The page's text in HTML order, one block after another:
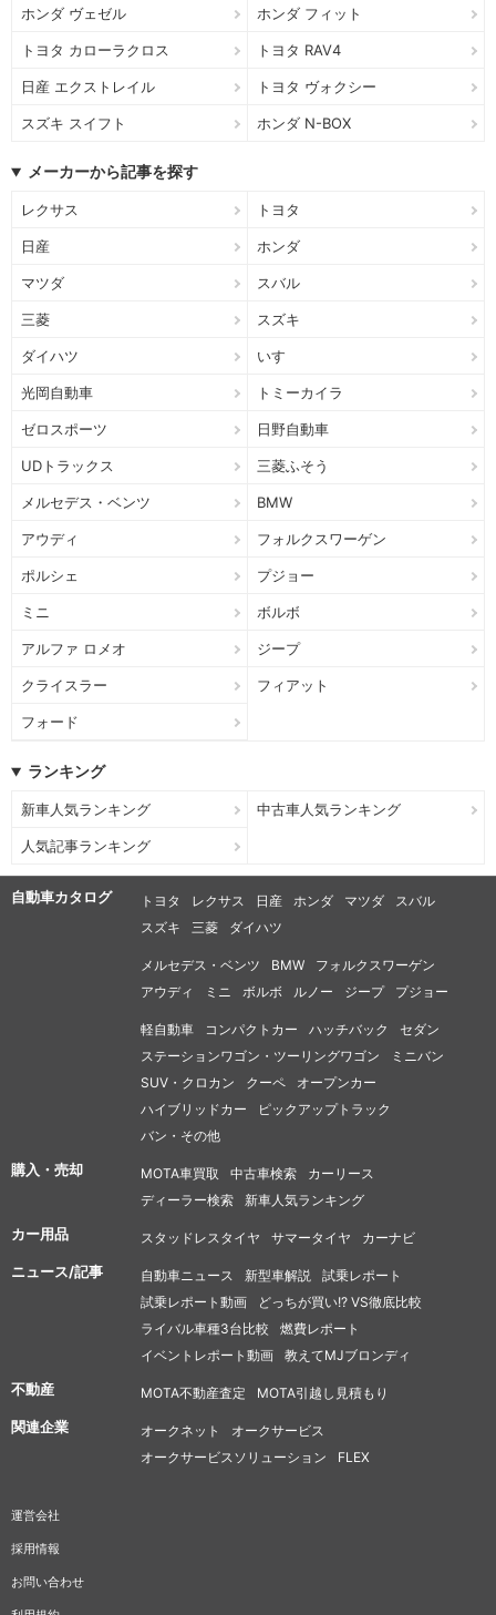
ホンダ ヴェゼル ホンダ フィット
トヨタ カローラクロス トヨタ RAV4
日産 エクストレイル トヨタ ヴォクシー
スズキ スイフト ホンダ N-BOX
メーカーから記事を探す
レクサス トヨタ
日産 ホンダ
マツダ スバル
三菱 スズキ
ダイハツ いすゞ
光岡自動車 トミーカイラ
ゼロスポーツ 日野自動車
UDトラックス 三菱ふそう
メルセデス・ベンツ BMW
アウディ フォルクスワーゲン
ポルシェ プジョー
ミニ ボルボ
アルファ ロメオ ジープ
クライスラー フィアット
フォード
ランキング
新車人気ランキング 中古車人気ランキング
人気記事ランキング
自動車カタログ トヨタ レクサス 日産 ホンダ マツダ
スバル
スズキ
三菱 ダイハツ
メルセデス・ベンツ BMW
フォルクスワーゲン
アウディ
ミニ ボルボ ルノー ジープ プジョー
軽自動車 コンパクトカー ハッチバック
セダン
ステーションワゴン・ツーリングワゴン
ミニバン
SUV・クロカン
クーペ
オープンカー
ハイブリッドカー
ピックアップトラック
バン・その他
購入・売却 MOTA車買取 中古車検索
カーリース
ディーラー検索
新車人気ランキング
カー用品 スタッドレスタイヤ サマータイヤ カーナビ
ニュース/記事 自動車ニュース 新型車解説
試乗レポート
試乗レポート動画
どっちが買い!? VS徹底比較
ライバル車種3台比較
燃費レポート
イベントレポート動画
教えてMJブロンディ
不動産 MOTA不動産査定 MOTA引越し見積もり
関連企業 オークネット
オークサービス
オークサービスソリューション
FLEX
運営会社
採用情報
お問い合わせ